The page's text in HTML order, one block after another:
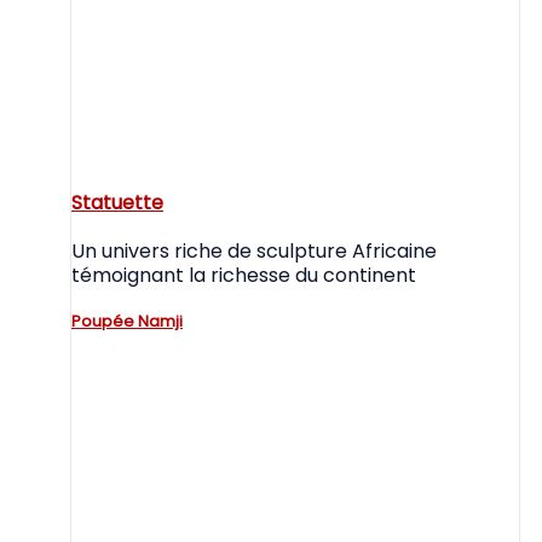
Statuette
Un univers riche de sculpture Africaine
témoignant la richesse du continent
Poupée Namji